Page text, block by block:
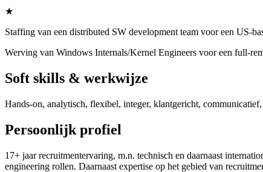
★
Staffing van een distributed SW development team voor een US-
Werving van Windows Internals/Kernel Engineers voor een full-
Soft skills & werkwijze
Hands-on, analytisch, flexibel, integer, klantgericht, communicatief,
Persoonlijk profiel
17+ jaar recruitmentervaring, m.n. technisch en daarnaast
engineering rollen. Daarnaast expertise op het gebied van